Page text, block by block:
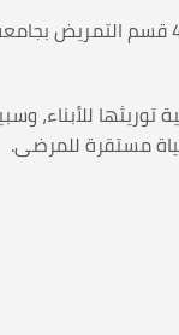
استقبلت الجمعية اليمنية لمرضى الثلاسيميا والدم الوراثي
للأبناء،
مستقرة للمرضى.